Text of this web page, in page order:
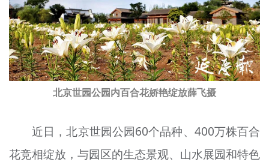
身边好人
文明评论
北京宣传文化引导基金
宣传思想文化人才
专题
资料库
+
北京世园公园内百合花娇艳绽放薛飞摄
近日，北京世园公园60个品种、400万株百合
花竞相绽放，与园区的生态景观、山水展园和特色